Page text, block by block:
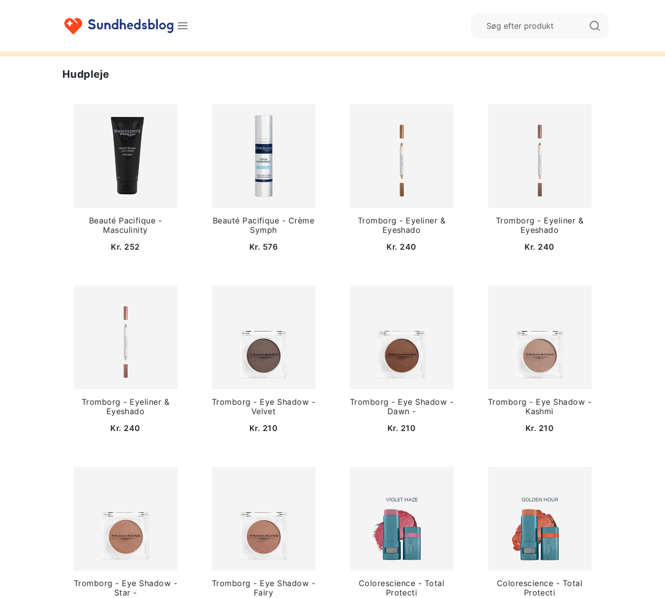
Hudpleje
Beauté Pacifique -
Masculinity
Kr. 252
Beauté Pacifique - Crème
Symph
Kr. 576
Tromborg - Eyeliner &
Eyeshado
Kr. 240
Tromborg - Eyeliner &
Eyeshado
Kr. 240
Tromborg - Eyeliner &
Eyeshado
Kr. 240
Tromborg - Eye Shadow -
Velvet
Kr. 210
Tromborg - Eye Shadow -
Dawn -
Kr. 210
Tromborg - Eye Shadow -
Kashmi
Kr. 210
Tromborg - Eye Shadow -
Star -
Tromborg - Eye Shadow -
Fairy
Colorescience - Total
Protecti
Colorescience - Total
Protecti